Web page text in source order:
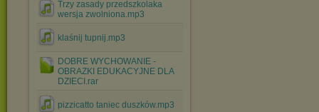
Trzy zasady przedszkolaka
wersja zwolniona.mp3
klaśnij tupnij.mp3
DOBRE WYCHOWANIE -
OBRAZKI EDUKACYJNE DLA
DZIECI.rar
pizzicatto taniec duszków.mp3